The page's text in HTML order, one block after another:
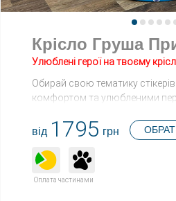
Крісло Груша
Улюблені герої на твоєму
Обирай свою тематику
комфортом та улюбленими
від 1795 грн
Оплата частинами